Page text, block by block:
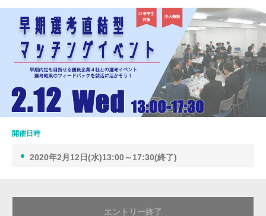
開催日時
2020年2月12日(水)13:00～17:30(終了)
エントリー終了